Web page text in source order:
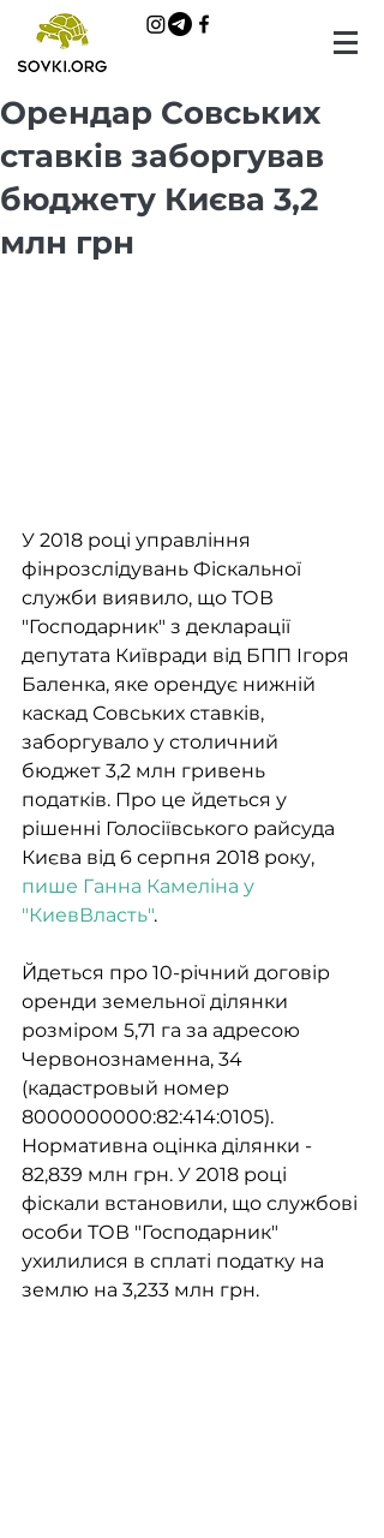
Орендар Совських
ставків заборгував
бюджету Києва 3,2
млн грн
У 2018 році управління
фінрозслідувань Фіскальної
служби виявило, що ТОВ
"Господарник" з декларації
депутата Київради від БПП Ігоря
Баленка, яке орендує нижній
каскад Совських ставків,
заборгувало у столичний
бюджет 3,2 млн гривень
податків. Про це йдеться у
рішенні Голосіївського райсуда
Києва від 6 серпня 2018 року,
пише Ганна Камеліна у
"КиевВласть".
Йдеться про 10-річний договір
оренди земельної ділянки
розміром 5,71 га за адресою
Червонознаменна, 34
(кадастровый номер
8000000000:82:414:0105).
Нормативна оцінка ділянки -
82,839 млн грн. У 2018 році
фіскали встановили, що службові
особи ТОВ "Господарник"
ухилилися в сплаті податку на
землю на 3,233 млн грн.